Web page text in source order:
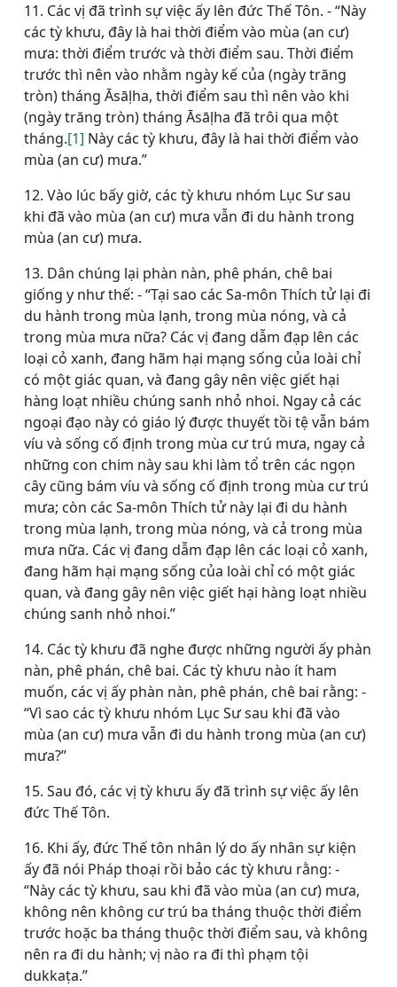
11. Các vị đã trình sự việc ấy lên đức Thế Tôn. - “Này
các tỳ khưu, đây là hai thời điểm vào mùa (an cư)
mưa: thời điểm trước và thời điểm sau. Thời điểm
trước thì nên vào nhằm ngày kế của (ngày trăng
tròn) tháng Āsāḷha, thời điểm sau thì nên vào khi
(ngày trăng tròn) tháng Āsāḷha đã trôi qua một
tháng.[1] Này các tỳ khưu, đây là hai thời điểm vào
mùa (an cư) mưa.”
12. Vào lúc bấy giờ, các tỳ khưu nhóm Lục Sư sau
khi đã vào mùa (an cư) mưa vẫn đi du hành trong
mùa (an cư) mưa.
13. Dân chúng lại phàn nàn, phê phán, chê bai
giống y như thế: - “Tại sao các Sa-môn Thích tử lại đi
du hành trong mùa lạnh, trong mùa nóng, và cả
trong mùa mưa nữa? Các vị đang dẫm đạp lên các
loại cỏ xanh, đang hãm hại mạng sống của loài chỉ
có một giác quan, và đang gây nên việc giết hại
hàng loạt nhiều chúng sanh nhỏ nhoi. Ngay cả các
ngoại đạo này có giáo lý được thuyết tồi tệ vẫn bám
víu và sống cố định trong mùa cư trú mưa, ngay cả
những con chim này sau khi làm tổ trên các ngọn
cây cũng bám víu và sống cố định trong mùa cư trú
mưa; còn các Sa-môn Thích tử này lại đi du hành
trong mùa lạnh, trong mùa nóng, và cả trong mùa
mưa nữa. Các vị đang dẫm đạp lên các loại cỏ xanh,
đang hãm hại mạng sống của loài chỉ có một giác
quan, và đang gây nên việc giết hại hàng loạt nhiều
chúng sanh nhỏ nhoi.”
14. Các tỳ khưu đã nghe được những người ấy phàn
nàn, phê phán, chê bai. Các tỳ khưu nào ít ham
muốn, các vị ấy phàn nàn, phê phán, chê bai rằng: -
“Vì sao các tỳ khưu nhóm Lục Sư sau khi đã vào
mùa (an cư) mưa vẫn đi du hành trong mùa (an cư)
mưa?”
15. Sau đó, các vị tỳ khưu ấy đã trình sự việc ấy lên
đức Thế Tôn.
16. Khi ấy, đức Thế tôn nhân lý do ấy nhân sự kiện
ấy đã nói Pháp thoại rồi bảo các tỳ khưu rằng: -
“Này các tỳ khưu, sau khi đã vào mùa (an cư) mưa,
không nên không cư trú ba tháng thuộc thời điểm
trước hoặc ba tháng thuộc thời điểm sau, và không
nên ra đi du hành; vị nào ra đi thì phạm tội
dukkaṭa.”